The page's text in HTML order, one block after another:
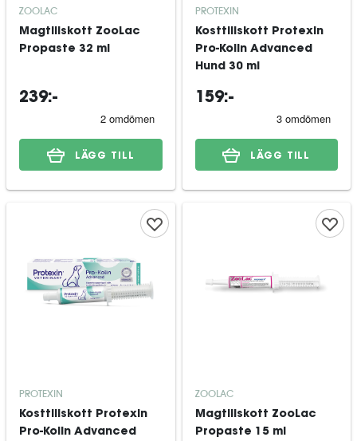
ZOOLAC
Magtillskott ZooLac
Propaste 32 ml
239:-
LÄGG TILL
PROTEXIN
Kosttillskott Protexin
Pro-Kolin Advanced
Hund 30 ml
159:-
LÄGG TILL
PROTEXIN
Kosttillskott Protexin
Pro-Kolin Advanced
ZOOLAC
Magtillskott ZooLac
Propaste 15 ml